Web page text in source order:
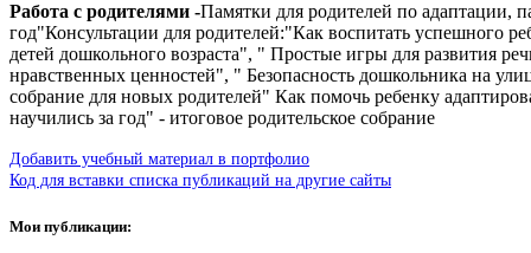
Работа с родителями -Памятки для родителей по адаптации,
год"Консультации для родителей:"Как воспитать успешного
детей дошкольного возраста", " Простые игры для развития
нравственных ценностей", " Безопасность дошкольника на
собрание для новых родителей" Как помочь ребенку
научились за год" - итоговое родительское собрание
Добавить учебный материал в портфолио
Код для вставки списка публикаций на другие сайты
Мои публикации: